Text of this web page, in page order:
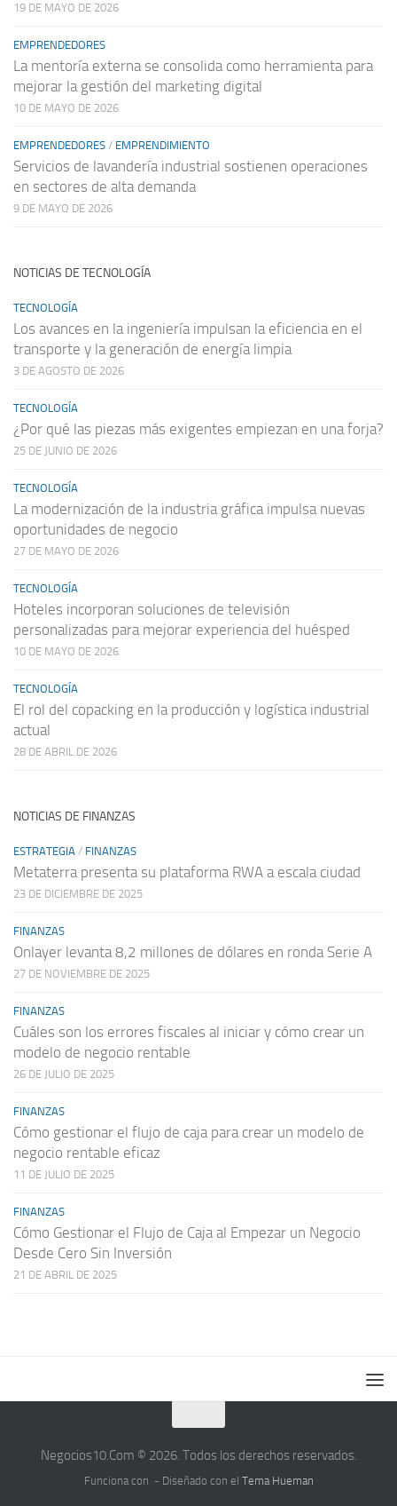
19 DE MAYO DE 2026
EMPRENDEDORES
La mentoría externa se consolida como herramienta para
mejorar la gestión del marketing digital
10 DE MAYO DE 2026
EMPRENDEDORES / EMPRENDIMIENTO
Servicios de lavandería industrial sostienen operaciones
en sectores de alta demanda
9 DE MAYO DE 2026
NOTICIAS DE TECNOLOGÍA
TECNOLOGÍA
Los avances en la ingeniería impulsan la eficiencia en el
transporte y la generación de energía limpia
3 DE AGOSTO DE 2026
TECNOLOGÍA
¿Por qué las piezas más exigentes empiezan en una forja?
25 DE JUNIO DE 2026
TECNOLOGÍA
La modernización de la industria gráfica impulsa nuevas
oportunidades de negocio
27 DE MAYO DE 2026
TECNOLOGÍA
Hoteles incorporan soluciones de televisión
personalizadas para mejorar experiencia del huésped
10 DE MAYO DE 2026
TECNOLOGÍA
El rol del copacking en la producción y logística industrial
actual
28 DE ABRIL DE 2026
NOTICIAS DE FINANZAS
ESTRATEGIA / FINANZAS
Metaterra presenta su plataforma RWA a escala ciudad
23 DE DICIEMBRE DE 2025
FINANZAS
Onlayer levanta 8,2 millones de dólares en ronda Serie A
27 DE NOVIEMBRE DE 2025
FINANZAS
Cuáles son los errores fiscales al iniciar y cómo crear un
modelo de negocio rentable
26 DE JULIO DE 2025
FINANZAS
Cómo gestionar el flujo de caja para crear un modelo de
negocio rentable eficaz
11 DE JULIO DE 2025
FINANZAS
Cómo Gestionar el Flujo de Caja al Empezar un Negocio
Desde Cero Sin Inversión
21 DE ABRIL DE 2025
Negocios10.Com © 2026. Todos los derechos reservados.
Funciona con - Diseñado con el Tema Hueman